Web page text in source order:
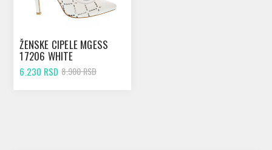
ŽENSKE CIPELE MGESS
17206 WHITE
6.230 RSD 8.900 RSD